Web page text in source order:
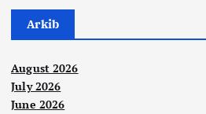
Arkib
August 2026
July 2026
June 2026